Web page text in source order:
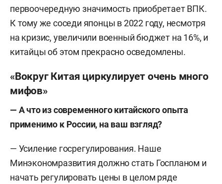
первоочередную значимость приобретает ВПК.
К тому же соседи японцы в 2022 году, несмотря
на кризис, увеличили военный бюджет на 16%, и
китайцы об этом прекрасно осведомлены.
«Вокруг Китая циркулирует очень много
мифов»
— А что из современного китайского опыта
применимо к России, на ваш взгляд?
— Усиление госрегулирования. Наше
Минэкономразвития должно стать Госпланом и
начать регулировать цены в целом ряде